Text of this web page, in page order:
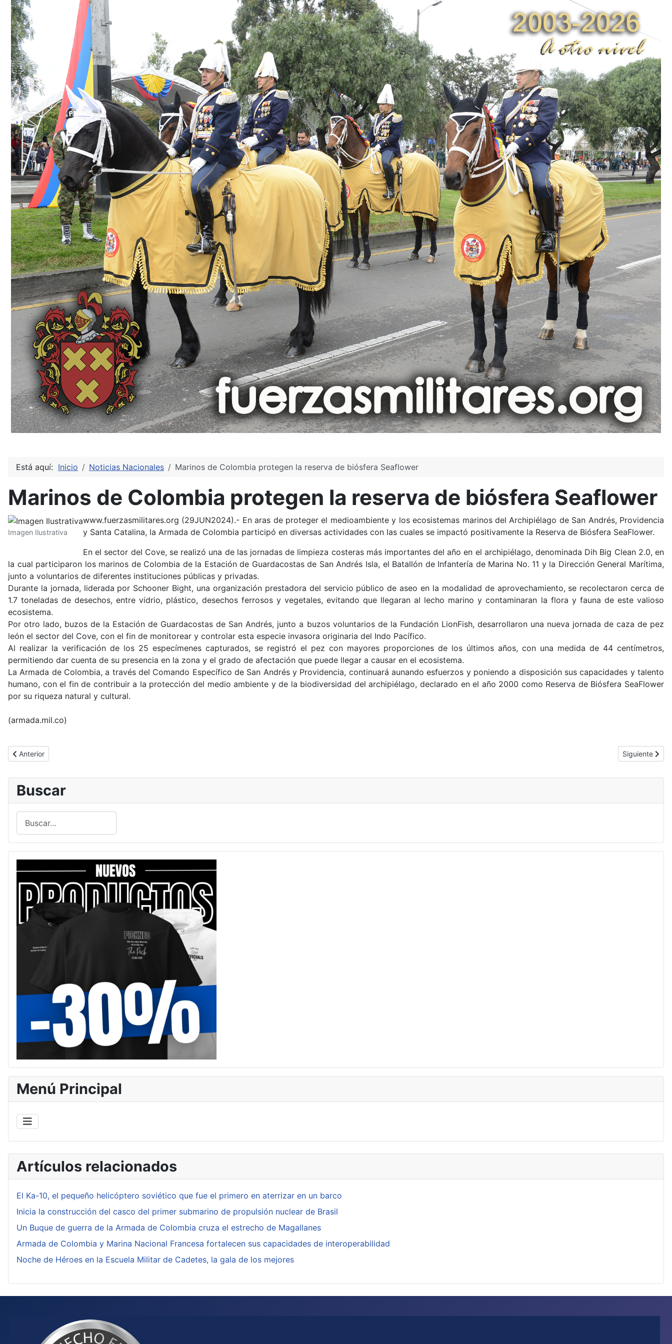
Está aquí: Inicio Noticias Nacionales Marinos de Colombia protegen la reserva de biósfera Seaflower
Marinos de Colombia protegen la reserva de biósfera Seaflower
Imagen Ilustrativa
www.fuerzasmilitares.org (29JUN2024).- En aras de proteger el medioambiente y los ecosistemas marinos del Archipiélago de San Andrés, Providencia
y Santa Catalina, la Armada de Colombia participó en diversas actividades con las cuales se impactó positivamente la Reserva de Biósfera SeaFlower.
En el sector del Cove, se realizó una de las jornadas de limpieza costeras más importantes del año en el archipiélago, denominada Dih Big Clean 2.0, en
la cual participaron los marinos de Colombia de la Estación de Guardacostas de San Andrés Isla, el Batallón de Infantería de Marina No. 11 y la Dirección General Marítima,
junto a voluntarios de diferentes instituciones públicas y privadas.
Durante la jornada, liderada por Schooner Bight, una organización prestadora del servicio público de aseo en la modalidad de aprovechamiento, se recolectaron cerca de
1.7 toneladas de desechos, entre vidrio, plástico, desechos ferrosos y vegetales, evitando que llegaran al lecho marino y contaminaran la flora y fauna de este valioso
ecosistema.
Por otro lado, buzos de la Estación de Guardacostas de San Andrés, junto a buzos voluntarios de la Fundación LionFish, desarrollaron una nueva jornada de caza de pez
león el sector del Cove, con el fin de monitorear y controlar esta especie invasora originaria del Indo Pacífico.
Al realizar la verificación de los 25 especímenes capturados, se registró el pez con mayores proporciones de los últimos años, con una medida de 44 centímetros,
permitiendo dar cuenta de su presencia en la zona y el grado de afectación que puede llegar a causar en el ecosistema.
La Armada de Colombia, a través del Comando Específico de San Andrés y Providencia, continuará aunando esfuerzos y poniendo a disposición sus capacidades y talento
humano, con el fin de contribuir a la protección del medio ambiente y de la biodiversidad del archipiélago, declarado en el año 2000 como Reserva de Biósfera SeaFlower
por su riqueza natural y cultural.
(armada.mil.co)
Artículo anterior: Armada de Colombia incrementa capacidades en la frontera con Venezuela
Anterior Artículo
Siguiente
Buscar
Menú Principal
Artículos relacionados
El Ka-10, el pequeño helicóptero soviético que fue el primero en aterrizar en un barco
Inicia la construcción del casco del primer submarino de propulsión nuclear de Brasil
Un Buque de guerra de la Armada de Colombia cruza el estrecho de Magallanes
Armada de Colombia y Marina Nacional Francesa fortalecen sus capacidades de interoperabilidad
Noche de Héroes en la Escuela Militar de Cadetes, la gala de los mejores